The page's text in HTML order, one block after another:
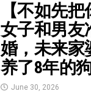
【不如先把
女子和男友
婚，未来家
养了8年的
June 30, 2026